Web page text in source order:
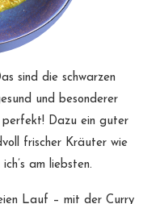
sind die schwarzen
und besonderer
perfekt! Dazu ein guter
frischer Kräuter wie
am liebsten.
Lauf – mit der Curry